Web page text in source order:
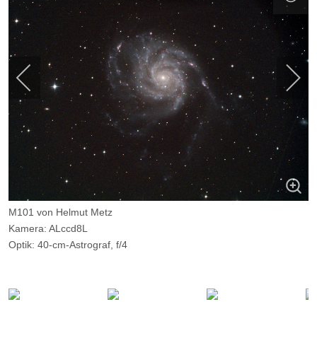
M101 von Helmut Metz
Kamera: ALccd8L
Optik: 40-cm-Astrograf, f/4
Ort: WHS